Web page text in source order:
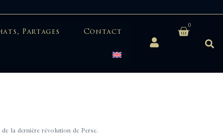
Partages Contact
0
la dernière révolution de Perse.